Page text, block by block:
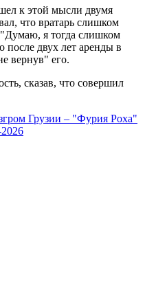
к этой мысли двумя
что вратарь слишком
"Думаю, я тогда слишком
после двух лет аренды в
вернув" его.
сказав, что совершил
Грузии – "Фурия Роха"